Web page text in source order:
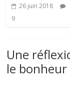
26 juin 2018
9
Une
le